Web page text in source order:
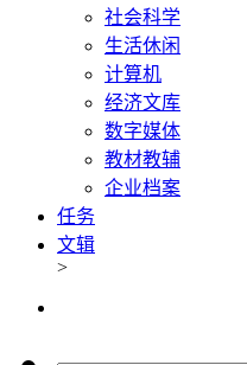
社会科学
生活休闲
计算机
经济文库
数字媒体
教材教辅
企业档案
任务
文辑
>